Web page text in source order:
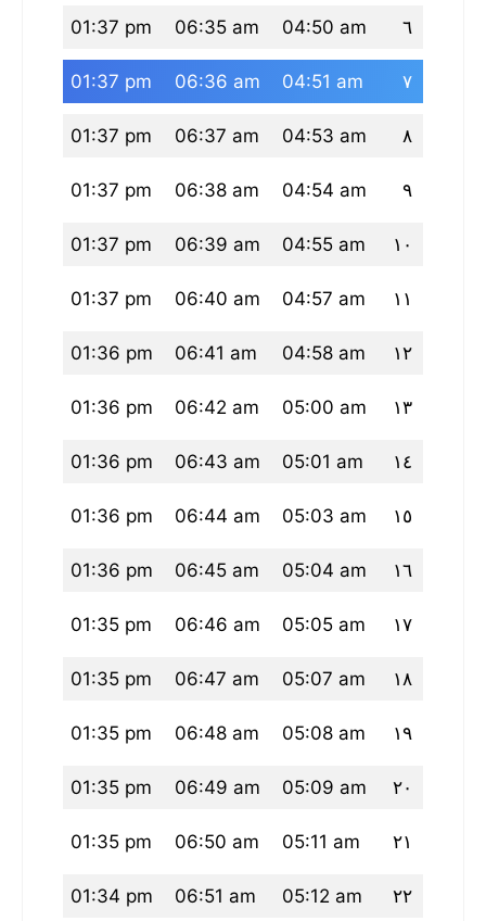
٦ 04:50 am
06:35 am
01:37 pm
٧ 04:51 am
06:36 am
01:37 pm
٨ 04:53 am
06:37 am
01:37 pm
٩ 04:54 am
06:38 am
01:37 pm
١٠ 04:55 am
06:39 am
01:37 pm
١١ 04:57 am
06:40 am
01:37 pm
١٢ 04:58 am
06:41 am
01:36 pm
١٣ 05:00 am
06:42 am
01:36 pm
١٤ 05:01 am
06:43 am
01:36 pm
١٥ 05:03 am
06:44 am
01:36 pm
١٦ 05:04 am
06:45 am
01:36 pm
١٧ 05:05 am
06:46 am
01:35 pm
١٨ 05:07 am
06:47 am
01:35 pm
١٩ 05:08 am
06:48 am
01:35 pm
٢٠ 05:09 am
06:49 am
01:35 pm
٢١ 05:11 am
06:50 am
01:35 pm
٢٢ 05:12 am
06:51 am
01:34 pm